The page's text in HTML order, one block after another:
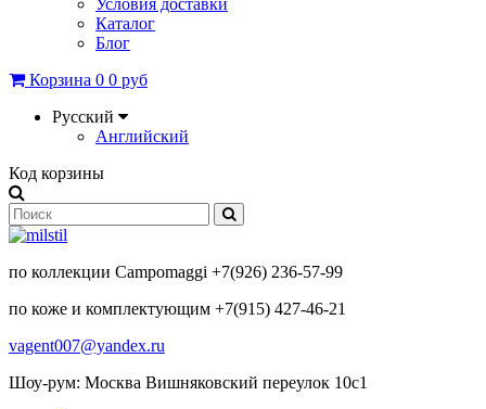
Условия доставки
Каталог
Блог
Корзина 0 0 руб
Русский
Английский
Код корзины
по коллекции Campomaggi +7(926) 236-57-99
по коже и комплектующим +7(915) 427-46-21
vagent007@yandex.ru
Шоу-рум: Москва Вишняковский переулок 10с1